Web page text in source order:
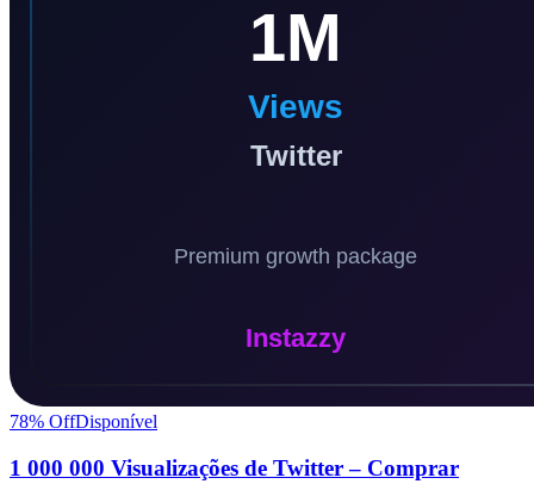
78% OffDisponível
1 000 000 Visualizações de Twitter – Comprar